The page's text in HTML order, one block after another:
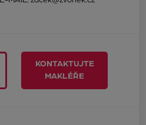
KONTAKTUJTE
MAKLÉŘE